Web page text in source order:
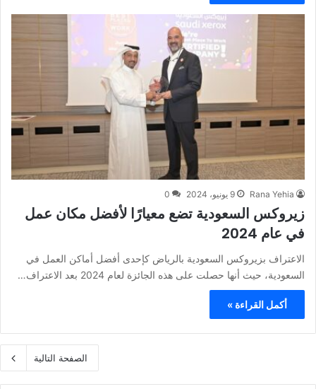
Rana Yehia 9 يونيو، 2024 0
زيروكس السعودية تضع معيارًا لأفضل مكان عمل
في عام 2024
الاعتراف بزيروكس السعودية بالرياض كإحدى أفضل أماكن العمل في
السعودية، حيث أنها حصلت على هذه الجائزة لعام 2024 بعد الاعتراف…
أكمل القراءة »
الصفحة التالية